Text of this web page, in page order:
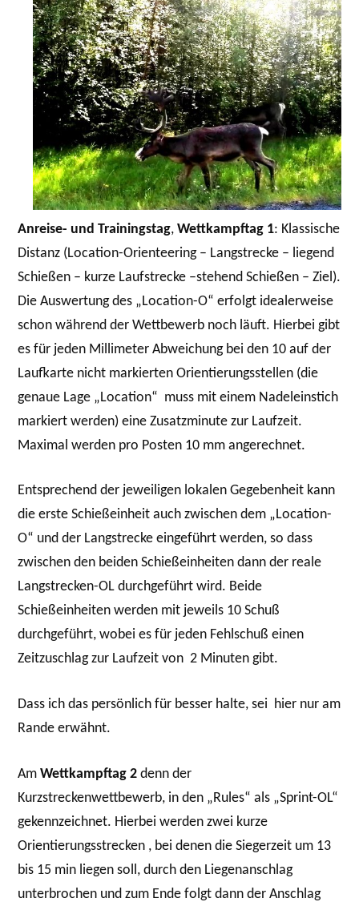
Anreise- und Trainingstag,Wettkampftag 1: Klassische
Distanz (Location-Orienteering – Langstrecke – liegend
Schießen – kurze Laufstrecke –stehend Schießen – Ziel).
Die Auswertung des „Location-O“ erfolgt idealerweise
schon während der Wettbewerb noch läuft. Hierbei gibt
es für jeden Millimeter Abweichung bei den 10 auf der
Laufkarte nicht markierten Orientierungsstellen (die
genaue Lage „Location“ muss mit einem Nadeleinstich
markiert werden) eine Zusatzminute zur Laufzeit.
Maximal werden pro Posten 10 mm angerechnet.
Entsprechend der jeweiligen lokalen Gegebenheit kann
die erste Schießeinheit auch zwischen dem „Location-
O“ und der Langstrecke eingeführt werden, so dass
zwischen den beiden Schießeinheiten dann der reale
Langstrecken-OL durchgeführt wird. Beide
Schießeinheiten werden mit jeweils 10 Schuß
durchgeführt, wobei es für jeden Fehlschuß einen
Zeitzuschlag zur Laufzeit von 2 Minuten gibt.
Dass ich das persönlich für besser halte, sei hier nur am
Rande erwähnt.
AmWettkampftag 2 denn der
Kurzstreckenwettbewerb, in den „Rules“ als „Sprint-OL“
gekennzeichnet. Hierbei werden zwei kurze
Orientierungsstrecken , bei denen die Siegerzeit um 13
bis 15 min liegen soll, durch den Liegenanschlag
unterbrochen und zum Ende folgt dann der Anschlag